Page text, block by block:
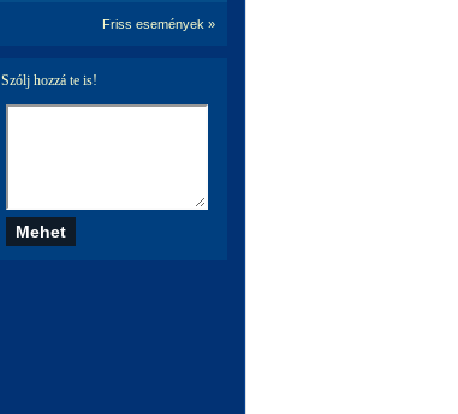
Friss események »
Szólj hozzá te is!